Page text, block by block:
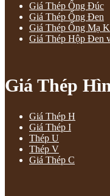
Giá Thép Ống Đúc
Giá Thép Ống Đen
Giá Thép Ống Mạ
Giá Thép Hộp Đen
Giá Thép
Giá Thép H
Giá Thép I
Thép U
Thép V
Giá Thép C